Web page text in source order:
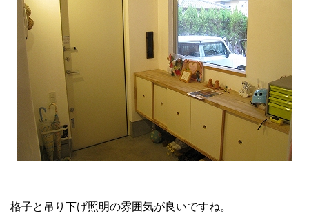
格子と吊り下げ照明の雰囲気が良いですね。